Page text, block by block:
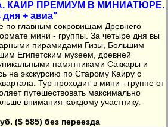
КАИР ПРЕМИУМ В МИНИАТЮРЕ.
+ авиа"
по главным сокровищам Древнего
мини - группы. За четыре дня вы
пирамидами Гизы, Большим
Египетским музеем, древней
памятниками Саккары и
на экскурсию по Старому Каиру с
Тур проходит в мини - группе от
путешествовать максимально
внимания каждому участнику.
($ 585) без переезда